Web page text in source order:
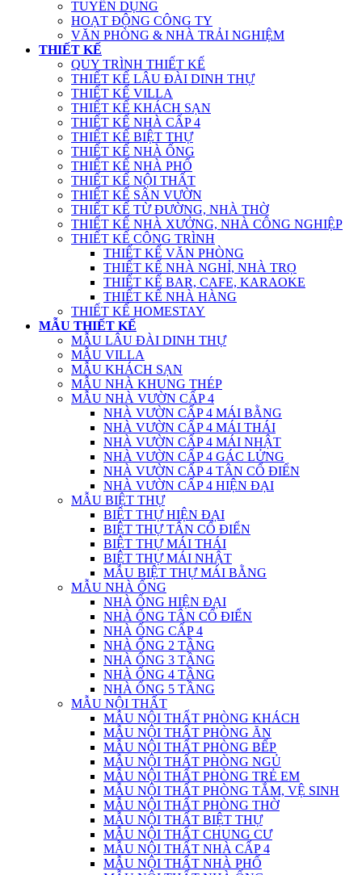
TUYỂN DỤNG
HOẠT ĐỘNG CÔNG TY
VĂN PHÒNG & NHÀ TRẢI NGHIỆM
THIẾT KẾ
QUY TRÌNH THIẾT KẾ
THIẾT KẾ LÂU ĐÀI DINH THỰ
THIẾT KẾ VILLA
THIẾT KẾ KHÁCH SẠN
THIẾT KẾ NHÀ CẤP 4
THIẾT KẾ BIỆT THỰ
THIẾT KẾ NHÀ ỐNG
THIẾT KẾ NHÀ PHỐ
THIẾT KẾ NỘI THẤT
THIẾT KẾ SÂN VƯỜN
THIẾT KẾ TỪ ĐƯỜNG, NHÀ THỜ
THIẾT KẾ NHÀ XƯỞNG, NHÀ CÔNG NGHIỆP
THIẾT KẾ CÔNG TRÌNH
THIẾT KẾ VĂN PHÒNG
THIẾT KẾ NHÀ NGHỈ, NHÀ TRỌ
THIẾT KẾ BAR, CAFE, KARAOKE
THIẾT KẾ NHÀ HÀNG
THIẾT KẾ HOMESTAY
MẪU THIẾT KẾ
MẪU LÂU ĐÀI DINH THỰ
MẪU VILLA
MẪU KHÁCH SẠN
MẪU NHÀ KHUNG THÉP
MẪU NHÀ VƯỜN CẤP 4
NHÀ VƯỜN CẤP 4 MÁI BẰNG
NHÀ VƯỜN CẤP 4 MÁI THÁI
NHÀ VƯỜN CẤP 4 MÁI NHẬT
NHÀ VƯỜN CẤP 4 GÁC LỬNG
NHÀ VƯỜN CẤP 4 TÂN CỔ ĐIỂN
NHÀ VƯỜN CẤP 4 HIỆN ĐẠI
MẪU BIỆT THỰ
BIỆT THỰ HIỆN ĐẠI
BIỆT THỰ TÂN CỔ ĐIỂN
BIỆT THỰ MÁI THÁI
BIỆT THỰ MÁI NHẬT
MẪU BIỆT THỰ MÁI BẰNG
MẪU NHÀ ỐNG
NHÀ ỐNG HIỆN ĐẠI
NHÀ ỐNG TÂN CỔ ĐIỂN
NHÀ ỐNG CẤP 4
NHÀ ỐNG 2 TẦNG
NHÀ ỐNG 3 TẦNG
NHÀ ỐNG 4 TẦNG
NHÀ ỐNG 5 TẦNG
MẪU NỘI THẤT
MẪU NỘI THẤT PHÒNG KHÁCH
MẪU NỘI THẤT PHÒNG ĂN
MẪU NỘI THẤT PHÒNG BẾP
MẪU NỘI THẤT PHÒNG NGỦ
MẪU NỘI THẤT PHÒNG TRẺ EM
MẪU NỘI THẤT PHÒNG TẮM, VỆ SINH
MẪU NỘI THẤT PHÒNG THỜ
MẪU NỘI THẤT BIỆT THỰ
MẪU NỘI THẤT CHUNG CƯ
MẪU NỘI THẤT NHÀ CẤP 4
MẪU NỘI THẤT NHÀ PHỐ